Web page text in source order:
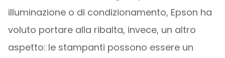
illuminazione o di condizionamento, Epson ha
voluto portare alla ribalta, invece, un altro
aspetto: le stampanti possono essere un